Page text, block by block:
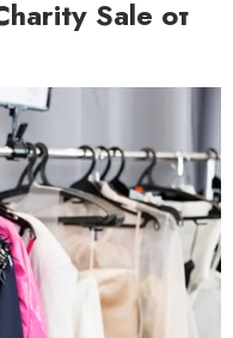
Sale от